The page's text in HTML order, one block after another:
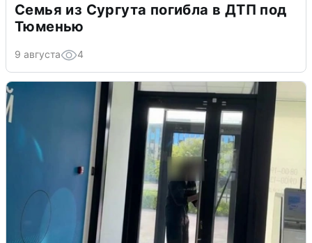
Семья из Сургута погибла в ДТП под
Тюменью
9 августа 4